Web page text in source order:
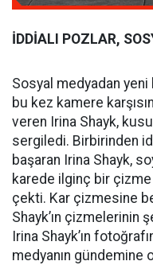
İDDİALI POZLAR,
Sosyal medyadan yeni
bu kez kamere
veren Irina Shayk,
sergiledi. Birbirinden
başaran Irina Shayk,
karede ilginç bir
çekti. Kar çizmesine
Shayk’ın
Irina Shayk’ın
medyanın gündemine